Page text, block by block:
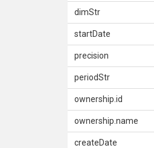
dimStr
startDate
precision
periodStr
ownership.id
ownership.name
createDate